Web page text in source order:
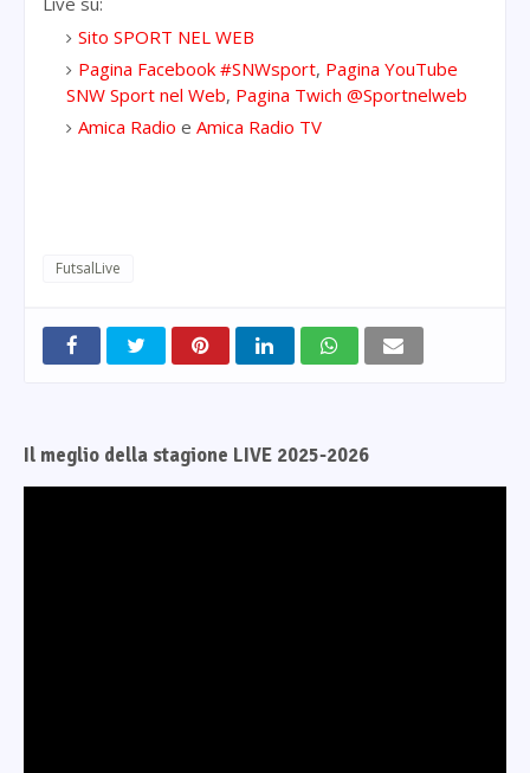
Sito SPORT NEL WEB
Pagina Facebook #SNWsport, Pagina YouTube
SNW Sport nel Web, Pagina Twich @Sportnelweb
Amica Radio e Amica Radio TV
FutsalLive
Il meglio della stagione LIVE 2025-2026